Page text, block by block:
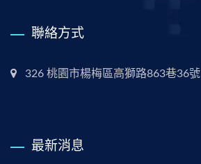
聯絡方式
326 桃園市楊梅區高獅路863巷36號
最新消息